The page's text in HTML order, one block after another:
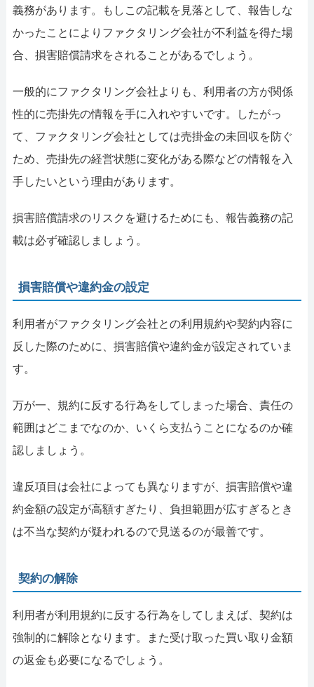
義務があります。もしこの記載を見落として、報告しな
かったことによりファクタリング会社が不利益を得た場
合、損害賠償請求をされることがあるでしょう。
一般的にファクタリング会社よりも、利用者の方が関係
性的に売掛先の情報を手に入れやすいです。したがっ
て、ファクタリング会社としては売掛金の未回収を防ぐ
ため、売掛先の経営状態に変化がある際などの情報を入
手したいという理由があります。
損害賠償請求のリスクを避けるためにも、報告義務の記
載は必ず確認しましょう。
損害賠償や違約金の設定
利用者がファクタリング会社との利用規約や契約内容に
反した際のために、損害賠償や違約金が設定されていま
す。
万が一、規約に反する行為をしてしまった場合、責任の
範囲はどこまでなのか、いくら支払うことになるのか確
認しましょう。
違反項目は会社によっても異なりますが、損害賠償や違
約金額の設定が高額すぎたり、負担範囲が広すぎるとき
は不当な契約が疑われるので見送るのが最善です。
契約の解除
利用者が利用規約に反する行為をしてしまえば、契約は
強制的に解除となります。また受け取った買い取り金額
の返金も必要になるでしょう。